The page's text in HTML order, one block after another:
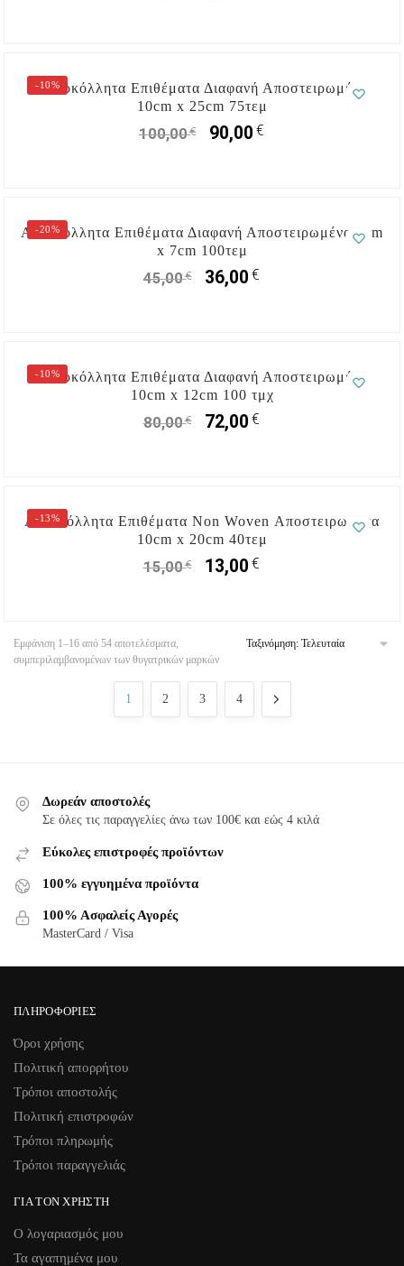
-10%
Αυτοκόλλητα Επιθέματα Διαφανή Αποστειρωμένα
10cm x 25cm 75τεμ
100,00€ 90,00€
-20%
Αυτοκόλλητα Επιθέματα Διαφανή Αποστειρωμένα 6cm
x 7cm 100τεμ
45,00€ 36,00€
-10%
Αυτοκόλλητα Επιθέματα Διαφανή Αποστειρωμένα
10cm x 12cm 100 τμχ
80,00€ 72,00€
-13%
Αυτοκόλλητα Επιθέματα Non Woven Αποστειρωμένα
10cm x 20cm 40τεμ
15,00€ 13,00€
Εμφάνιση 1–16 από 54 αποτελέσματα,
συμπεριλαμβανομένων των θυγατρικών μαρκών
1 2 3 4
Δωρεάν αποστολές
Σε όλες τις παραγγελίες άνω των 100€ και εώς 4 κιλά
Εύκολες επιστροφές προϊόντων
100% εγγυημένα προϊόντα
100% Ασφαλείς Αγορές
MasterCard / Visa
ΠΛΗΡΟΦΟΡΊΕΣ
Όροι χρήσης
Πολιτική απορρήτου
Τρόποι αποστολής
Πολιτική επιστροφών
Τρόποι πληρωμής
Τρόποι παραγγελιάς
ΓΙΑ ΤΟΝ ΧΡΉΣΤΗ
Ο λογαριασμός μου
Τα αγαπημένα μου